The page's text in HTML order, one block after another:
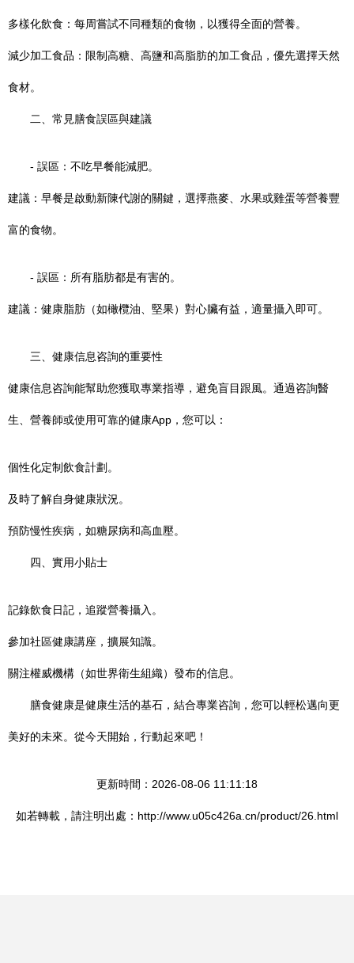
多樣化飲食：每周嘗試不同種類的食物，以獲得全面的營養。
減少加工食品：限制高糖、高鹽和高脂肪的加工食品，優先選擇天然
食材。
二、常見膳食誤區與建議
- 誤區：不吃早餐能減肥。
建議：早餐是啟動新陳代謝的關鍵，選擇燕麥、水果或雞蛋等營養豐
富的食物。
- 誤區：所有脂肪都是有害的。
建議：健康脂肪（如橄欖油、堅果）對心臟有益，適量攝入即可。
三、健康信息咨詢的重要性
健康信息咨詢能幫助您獲取專業指導，避免盲目跟風。通過咨詢醫
生、營養師或使用可靠的健康App，您可以：
個性化定制飲食計劃。
及時了解自身健康狀況。
預防慢性疾病，如糖尿病和高血壓。
四、實用小貼士
記錄飲食日記，追蹤營養攝入。
參加社區健康講座，擴展知識。
關注權威機構（如世界衛生組織）發布的信息。
膳食健康是健康生活的基石，結合專業咨詢，您可以輕松邁向更
美好的未來。從今天開始，行動起來吧！
更新時間：2026-08-06 11:11:18
如若轉載，請注明出處：http://www.u05c426a.cn/product/26.html